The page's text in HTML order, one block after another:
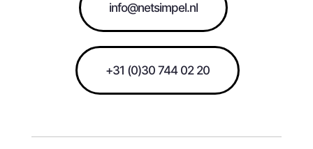
info@netsimpel.nl
+31 (0)30 744 02 20